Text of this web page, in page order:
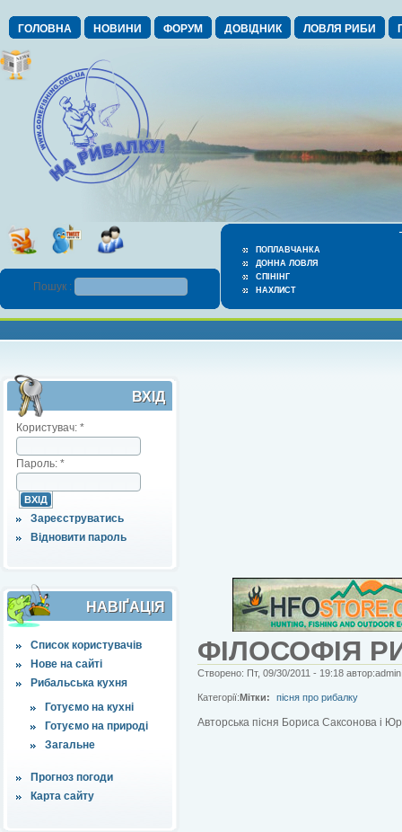
ГОЛОВНА НОВИНИ ФОРУМ ДОВІДНИК ЛОВЛЯ РИБИ
ПОПЛАВЧАНКА
ДОННА ЛОВЛЯ
СПІНІНГ
НАХЛИСТ
Пошук :
ВХІД
Користувач: *
Пароль: *
Зареєструватись
Відновити пароль
НАВІҐАЦІЯ
Список користувачів
Нове на сайті
Рибальська кухня
Готуємо на кухні
Готуємо на природі
Загальне
Прогноз погоди
Карта сайту
ФІЛОСОФІЯ
Створено: Пт, 09/30/2011 - 19:18 автор:admin
Категорії:Мітки: пісня про рибалку
Авторська пісня Бориса Саксонова і